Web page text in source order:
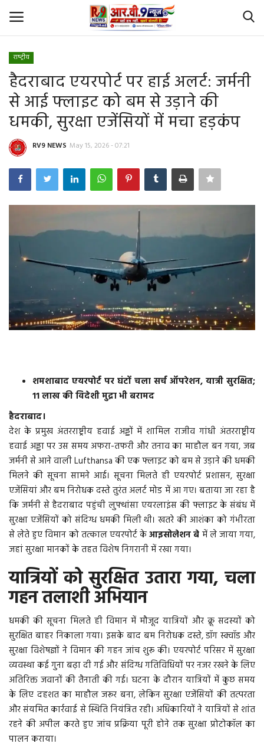
Home
Id Card Verification
About Us
Contact
राष्‍ट्रीय
वीडियो
गैलरी
राजनीति
दिल्ली
उत्तर प्रदेश
व्यापार/रोजगार
महाराष्ट्र
More
बिहार
संस्कृति, धर्म और आस्था
राशिफल
राष्‍ट्रीय
हैदराबाद एयरपोर्ट पर हाई अलर्ट: जर्मनी
से आई फ्लाइट को बम से उड़ाने की
धमकी, सुरक्षा एजेंसियों में मचा हड़कंप
RV9 NEWS May 15, 2026 - 07:21
शमशाबाद एयरपोर्ट पर घंटों चला सर्च ऑपरेशन, यात्री सुरक्षित;
11 लाख की विदेशी मुद्रा भी बरामद
हैदराबाद।
देश के प्रमुख अंतरराष्ट्रीय हवाई अड्डों में शामिल राजीव गांधी अंतरराष्ट्रीय
हवाई अड्डा पर उस समय अफरा-तफरी और तनाव का माहौल बन गया, जब
जर्मनी से आने वाली Lufthansa की एक फ्लाइट को बम से उड़ाने की धमकी
मिलने की सूचना सामने आई। सूचना मिलते ही एयरपोर्ट प्रशासन, सुरक्षा
एजेंसियां और बम निरोधक दस्ते तुरंत अलर्ट मोड में आ गए। बताया जा रहा है
कि जर्मनी से हैदराबाद पहुंची लुफ्थांसा एयरलाइंस की फ्लाइट के संबंध में
सुरक्षा एजेंसियों को संदिग्ध धमकी मिली थी। खतरे की आशंका को गंभीरता
से लेते हुए विमान को तत्काल एयरपोर्ट केआइसोलेशन बे में ले जाया गया,
जहां सुरक्षा मानकों के तहत विशेष निगरानी में रखा गया।
यात्रियों को सुरक्षित उतारा गया, चला
गहन तलाशी अभियान
धमकी की सूचना मिलते ही विमान में मौजूद यात्रियों और क्रू सदस्यों को
सुरक्षित बाहर निकाला गया। इसके बाद बम निरोधक दस्ते, डॉग स्क्वॉड और
सुरक्षा विशेषज्ञों ने विमान की गहन जांच शुरू की। एयरपोर्ट परिसर में सुरक्षा
व्यवस्था कई गुना बढ़ा दी गई और संदिग्ध गतिविधियों पर नजर रखने के लिए
अतिरिक्त जवानों की तैनाती की गई। घटना के दौरान यात्रियों में कुछ समय
के लिए दहशत का माहौल जरूर बना, लेकिन सुरक्षा एजेंसियों की तत्परता
और संयमित कार्रवाई से स्थिति नियंत्रित रही। अधिकारियों ने यात्रियों से शांत
रहने की अपील करते हुए जांच प्रक्रिया पूरी होने तक सुरक्षा प्रोटोकॉल का
पालन कराया।